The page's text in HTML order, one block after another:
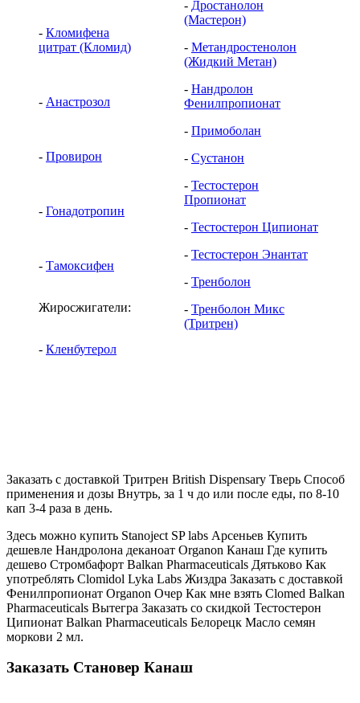
- Кломифена
цитрат (Кломид)
- Анастрозол
- Провирон
- Гонадотропин
- Тамоксифен
Жиросжигатели:
- Кленбутерол
- Дростанолон
(Мастерон)
- Метандростенолон
(Жидкий Метан)
- Нандролон
Фенилпропионат
- Примоболан
- Сустанон
- Тестостерон
Пропионат
- Тестостерон Ципионат
- Тестостерон Энантат
- Тренболон
- Тренболон Микс
(Тритрен)
Заказать с доставкой Тритрен British Dispensary Тверь Способ
применения и дозы Внутрь, за 1 ч до или после еды, по 8-10
кап 3-4 раза в день.
Здесь можно купить Stanoject SP labs Арсеньев Купить
дешевле Нандролона деканоат Organon Канаш Где купить
дешево Стромбафорт Balkan Pharmaceuticals Дятьково Как
употреблять Clomidol Lyka Labs Жиздра Заказать с доставкой
Фенилпропионат Organon Очер Как мне взять Clomed Balkan
Pharmaceuticals Вытегра Заказать со скидкой Тестостерон
Ципионат Balkan Pharmaceuticals Белорецк Масло семян
моркови 2 мл.
Заказать Становер Канаш